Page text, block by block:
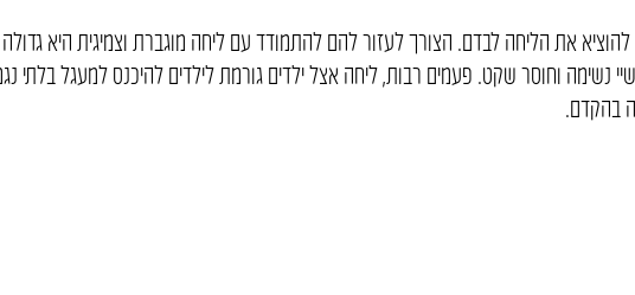
להוציא את הליחה לבדם. הצורך לעזור להם להתמודד עם ליחה מוגברת וצמיגית היא גדולה
נשימה וחוסר שקט. פעמים רבות, ליחה אצל ילדים גורמת לילדים להיכנס למעגל בלתי
בהקדם.